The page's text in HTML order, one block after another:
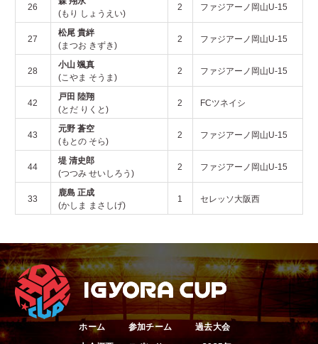
26
(もり しょうえい)
2 ファジアーノ岡山U-15
27
松尾 貴絆
(まつお きずき)
2 ファジアーノ岡山U-15
28
小山 颯真
(こやま そうま)
2 ファジアーノ岡山U-15
42
戸田 陸翔
(とだ りくと)
2 FCツネイシ
43
元野 蒼空
(もとの そら)
2 ファジアーノ岡山U-15
44
堤 清史郎
(つつみ せいしろう)
2 ファジアーノ岡山U-15
33
鹿島 正成
(かしま まさしげ)
1 セレッソ大阪西
ホーム
参加チーム
過去大会